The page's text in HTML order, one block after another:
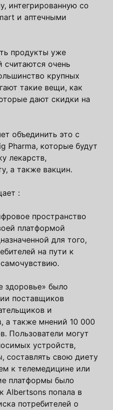
интегрированную со
и аптечными
продукты уже
считаются очень
крупных
такие вещи, как
дают скидки на
объединить это с
Pharma, которые будут
лекарств,
а также вакцин.
:
пространство
платформой
для того,
на пути к
здоровье» было
поставщиков
и
а также мнений 10 000
Пользователи могут
устройств,
составлять свою диету
к телемедицине или
платформы было
Albertsons попала в
потребителей о